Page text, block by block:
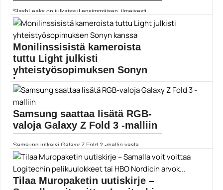
SlashLeaks on julkaissut ensimmäisen, ilmeisesti
virallisen renderöinnin tulevasta...
Mobiili
Monilinssisistä kameroista
tuttu Light julkisti
yhteistyösopimuksen Sonyn
kanssa
Light tunnetaan parhaiten 16 linssiä hyödyntäneestä
Light
Samsung saattaa lisätä RGB-
valoja Galaxy Z Fold 3 -malliin
Samsung julkaisi Galaxy Z Fold 2 -mallin vasta...
Mobiili
Tilaa Muropaketin uutiskirje –